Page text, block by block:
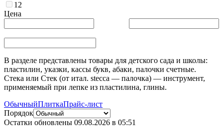
12
Цена
В разделе представлены товары для детского сада и школы:
пластилин, указки, кассы букв, абаки, палочки счетные.
Стека или Стек (от итал. stecca — палочка) — инструмент,
применяемый при лепке из пластилина, глины.
ОбычныйПлиткаПрайс-лист
Порядок
Остатки обновлены 09.08.2026 в 05:51